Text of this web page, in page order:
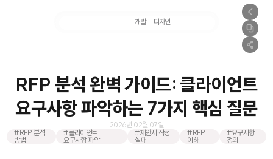
개발 디자인
RFP 분석 완벽 가이드: 클라이언트
요구사항 파악하는 7가지 핵심 질문
2026년 02월 07일
#RFP 분석
방법
#클라이언트
요구사항 파악
#제안서 작성
실패
#RFP
이해
#요구사항
정의